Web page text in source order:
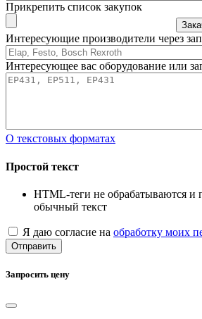
Прикрепить список закупок
Интересующие производители через
Интересующее вас оборудование или
О текстовых форматах
Простой текст
HTML-теги не обрабатываются и
обычный текст
Я даю согласие на обработку моих
Отправить
Запросить цену